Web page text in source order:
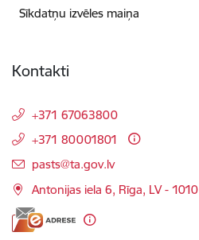
Sīkdatņu izvēles maiņa
Kontakti
+371 67063800
+371 80001801
E-pasts:
pasts@ta.gov.lv
Antonijas iela 6, Rīga, LV - 1010